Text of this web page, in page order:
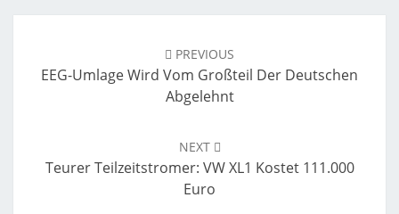
PREVIOUS
EEG-Umlage Wird Vom Großteil Der Deutschen
Abgelehnt
NEXT
Teurer Teilzeitstromer: VW XL1 Kostet 111.000
Euro